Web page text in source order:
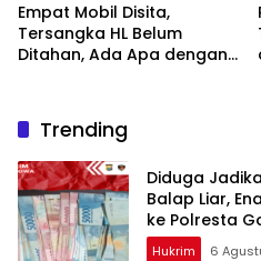
Empat Mobil Disita,
Tersangka HL Belum
Ditahan, Ada Apa dengan
Trending
Diduga
Balap Liar,
ke Polresta
Hukrim 6